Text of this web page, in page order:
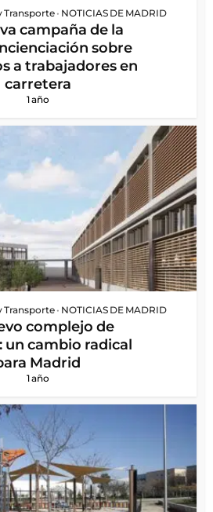
Transporte • NOTICIAS DE MADRID
campaña de la
sobre
a trabajadores en
carretera
1 año
Transporte • NOTICIAS DE MADRID
complejo de
un cambio radical
Madrid
1 año